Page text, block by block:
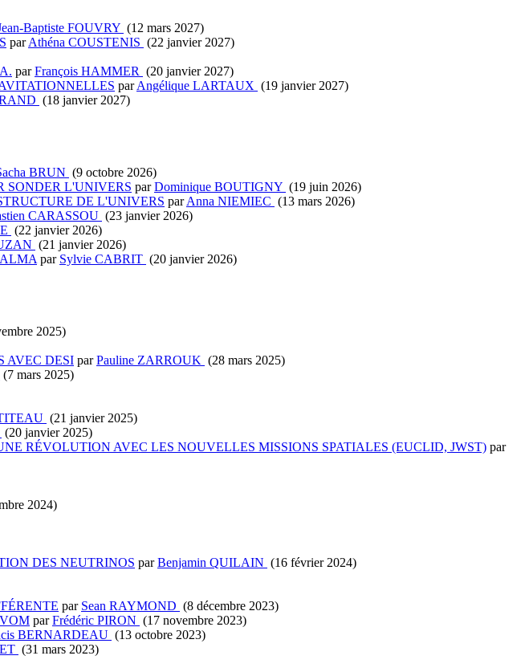
Baptiste FOUVRY (12 mars 2027)
parAthéna COUSTENIS (22 janvier 2027)
parFrançois HAMMER (20 janvier 2027)
parAngélique LARTAUX (19 janvier 2027)
(18 janvier 2027)
BRUN (9 octobre 2026)
SONDER L'UNIVERS parDominique BOUTIGNY (19 juin 2026)
DE L'UNIVERS parAnna NIEMIEC (13 mars 2026)
CARASSOU (23 janvier 2026)
(22 janvier 2026)
(21 janvier 2026)
par Sylvie CABRIT (20 janvier 2026)
2025)
AVEC DESI parPauline ZARROUK (28 mars 2025)
(7 mars 2025)
(21 janvier 2025)
(20 janvier 2025)
RÉVOLUTION AVEC LES NOUVELLES MISSIONS SPATIALES (EUCLID, JWST) par
2024)
DES NEUTRINOS parBenjamin QUILAIN (16 février 2024)
par Sean RAYMOND (8 décembre 2023)
parFrédéric PIRON (17 novembre 2023)
BERNARDEAU (13 octobre 2023)
(31 mars 2023)